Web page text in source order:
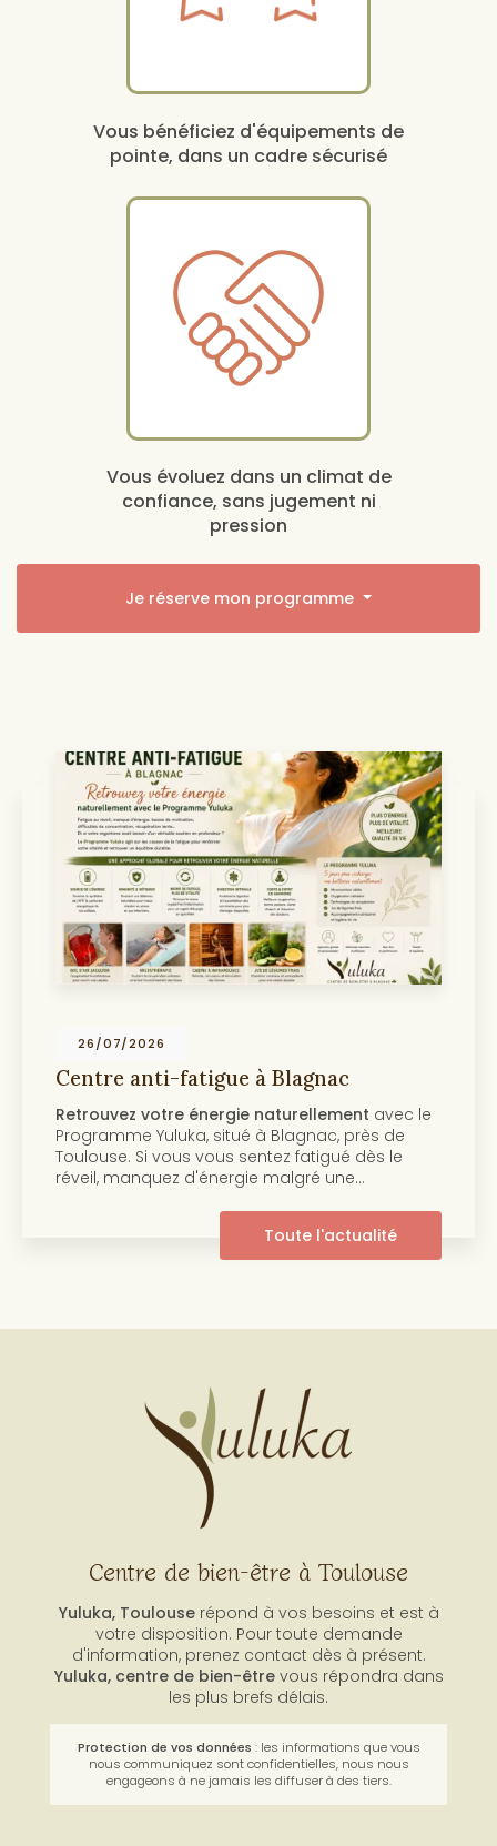
Vous bénéficiez d'équipements de
pointe, dans un cadre sécurisé
Vous évoluez dans un climat de
confiance, sans jugement ni
pression
Je réserve mon programme
avec le
près de
dès le
Centre anti-âge et beauté
Toulouse
Découvrez notre programme
beauté de la peau Au cœur de
centre Yuluka vous propose un
pleine de…
Centre de bien-être à Toulouse
Yuluka, Toulouserépond à vos besoins et est à
votre disposition. Pour toute demande
d'information, prenez contact dès à présent.
les plus brefs délais.
Protection de vos données : les informations que vous
nous communiquez sont confidentielles, nous nous